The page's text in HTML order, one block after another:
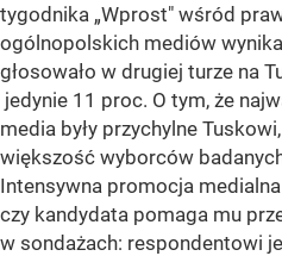
tygodnika „Wprost" wśród
ogólnopolskich mediów
głosowało w drugiej turze na
jedynie 11 proc. O tym, że
media były przychylne
większość wyborców
Intensywna promocja
czy kandydata pomaga mu
w sondażach: respondentowi